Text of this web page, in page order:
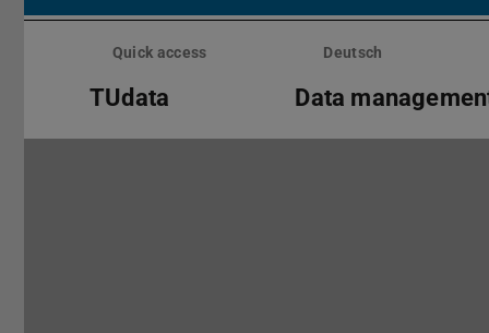
Skip
Quick access Deutsch
TUdata Data